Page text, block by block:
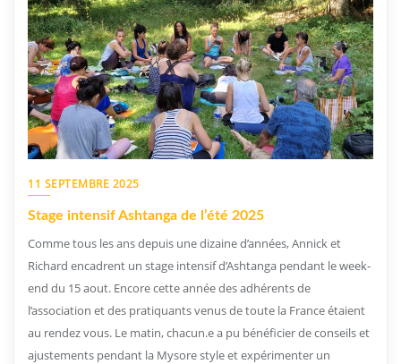
11 SEPTEMBRE 2025
Stage intensif Ashtanga de l’été 2025
Comme tous les ans depuis une dizaine d’années, Annick et
Richard encadrent un stage intensif d’Ashtanga pendant le week-
end du 15 aout. Encore cette année des adhérents de
l’association et des pratiquants venus de toute la France étaient
au rendez vous. Le matin, chacun.e a pu bénéficier de conseils et
ajustements pendant la Mysore style et expérimenter un